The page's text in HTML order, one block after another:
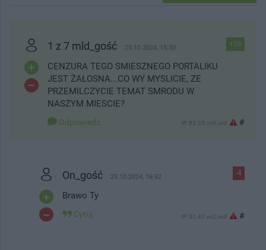
+36
1 z 7 mld_gość 25.10.2024, 15:30
CENZURA TEGO SMIESZNEGO PORTALIKU
JEST ŻAŁOSNA...CO WY MYSLICIE, ZE
PRZEMILCZYCIE TEMAT SMRODU W
NASZYM MIESCIE?
Odpowiedz IP: 83.25.xx9.xx0 #
-4
On_gość 25.10.2024, 16:52
Brawo Ty
Cytuj IP: 37.47.xx2.xx9 #